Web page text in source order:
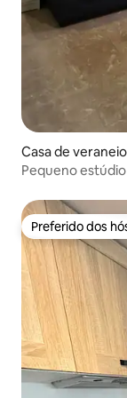
Casa de
Pequeno
Preferido dos
Preferido dos